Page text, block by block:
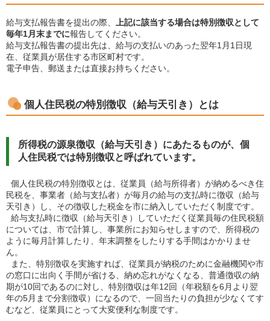
給与支払報告書を提出の際、
上記に該当する場合は特別徴収として
毎年1月末までに報告してください。
給与支払報告書の提出先は、給与の支払いのあった翌年1月1日現
在、従業員が居住する市区町村です。
電子申告、郵送または直接お持ちください。
個人住民税の特別徴収（給与天引き）とは
所得税の源泉徴収（給与天引き）にあたるものが、個
人住民税では特別徴収と呼ばれています。
個人住民税の特別徴収とは、従業員（給与所得者）が納めるべき住
民税を、事業者（給与支払者）が毎月の給与の支払時に徴収（給与
天引き）し、その徴収した税金を市に納入していただく制度です。
給与支払時に徴収（給与天引き）していただく従業員毎の住民税額
については、市で計算し、事業所にお知らせしますので、所得税の
ように毎月計算したり、年末調整をしたりする手間はかかりませ
ん。
また、特別徴収を実施すれば、従業員が納税のために金融機関や市
の窓口に出向く手間が省ける、納め忘れがなくなる、普通徴収の納
期が10回であるのに対し、特別徴収は年12回（年税額を6月より翌
年の5月まで分割徴収）になるので、一回当たりの負担が少なくてす
むなど、従業員にとって大変便利な制度です。